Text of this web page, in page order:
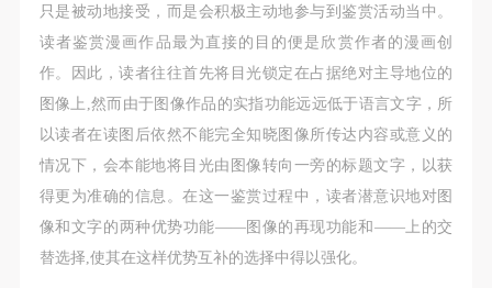
只是被动地接受，而是会积极主动地参与到鉴赏活动当中。
读者鉴赏漫画作品最为直接的目的便是欣赏作者的漫画创
作。因此，读者往往首先将目光锁定在占据绝对主导地位的
图像上,然而由于图像作品的实指功能远远低于语言文字，所
以读者在读图后依然不能完全知晓图像所传达内容或意义的
情况下，会本能地将目光由图像转向一旁的标题文字，以获
得更为准确的信息。在这一鉴赏过程中，读者潜意识地对图
像和文字的两种优势功能——图像的再现功能和——上的交
替选择,使其在这样优势互补的选择中得以强化。